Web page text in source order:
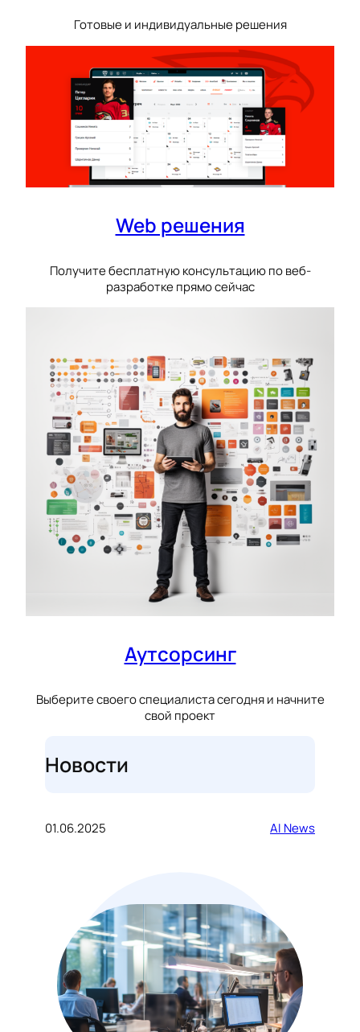
Готовые и индивидуальные решения
Web решения
Получите бесплатную консультацию по веб-
разработке прямо сейчас
Аутсорсинг
Выберите своего специалиста сегодня и начните
свой проект
Новости
01.06.2025 AI News